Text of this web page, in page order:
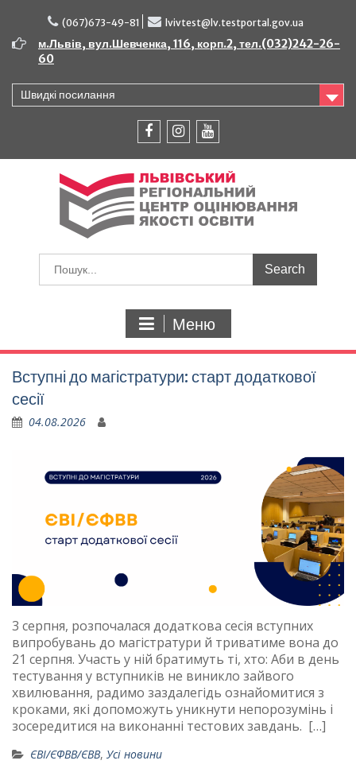
вмісту
(067)673-49-81 lvivtest@lv.testportal.gov.ua
м.Львів, вул.Шевченка, 116, корп.2, тел.(032)242-26-
60
Швидкі посилання
Меню
Новини
Вступні до магістратури: старт додаткової
сесії
04.08.2026
3 серпня, розпочалася додаткова сесія вступних
випробувань до магістратури й триватиме вона до
21 серпня. Участь у ній братимуть ті, хто: Аби в день
тестування у вступників не виникло зайвого
хвилювання, радимо заздалегідь ознайомитися з
кроками, які допоможуть уникнути непорозумінь і
зосередитися на виконанні тестових завдань. […]
ЄВІ/ЄФВВ/ЄВВ, Усі новини